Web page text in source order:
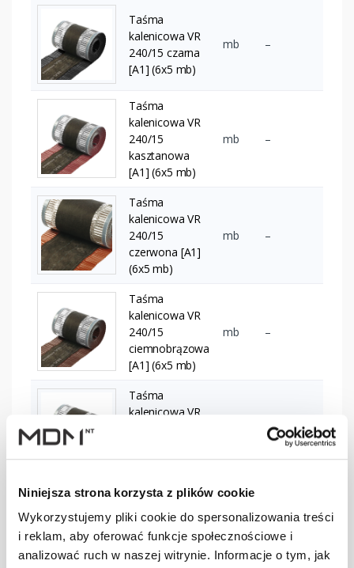
Niniejsza strona korzysta z plików cookie
Wykorzystujemy pliki cookie do spersonalizowania treści
i reklam, aby oferować funkcje społecznościowe i
analizować ruch w naszej witrynie. Informacje o tym, jak
Taśma
kalenicowa VR
240/15 czarna
[A1] (6x5 mb)
mb –
Taśma
kalenicowa VR
240/15
kasztanowa
[A1] (6x5 mb)
mb –
Taśma
kalenicowa VR
240/15
czerwona [A1]
(6x5 mb)
mb –
Taśma
kalenicowa VR
240/15
ciemnobrązowa
[A1] (6x5 mb)
mb –
Taśma
kalenicowa VR
(6x5 mb)
–
Taśma
kalenicowa VR
300/15 ceglasta
[A1] (6x5 mb)
mb –